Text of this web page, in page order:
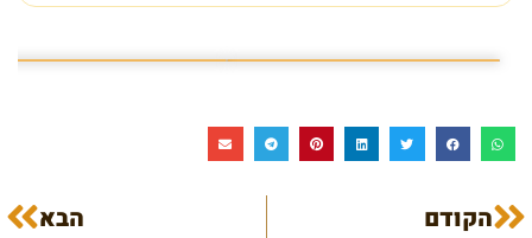
הקודם הבא